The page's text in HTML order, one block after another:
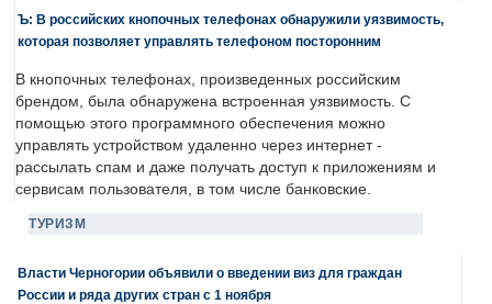
Ъ: В российских кнопочных телефонах обнаружили уязвимость,
которая позволяет управлять телефоном посторонним
В кнопочных телефонах, произведенных российским
брендом, была обнаружена встроенная уязвимость. С
помощью этого программного обеспечения можно
управлять устройством удаленно через интернет -
рассылать спам и даже получать доступ к приложениям и
сервисам пользователя, в том числе банковские.
ТУРИЗМ
Власти Черногории объявили о введении виз для граждан
России и ряда других стран с 1 ноября